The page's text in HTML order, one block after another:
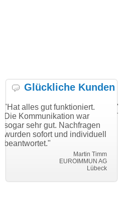
Glückliche Kunden
funktioniert.
war
Nachfragen
und individuell
EUROIMMUN AG
"Danke für
Transfer und
i can eckert